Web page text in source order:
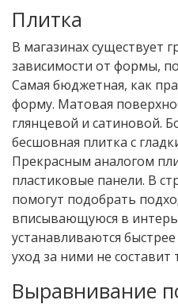
Плитка
В магазинах существует
зависимости от формы,
Самая бюджетная, как
форму. Матовая
глянцевой и сатиновой.
бесшовная плитка с
Прекрасным аналогом
пластиковые панели. В
помогут подобрать
вписывающуюся в
устанавливаются
уход за ними не составит
Выравнивание